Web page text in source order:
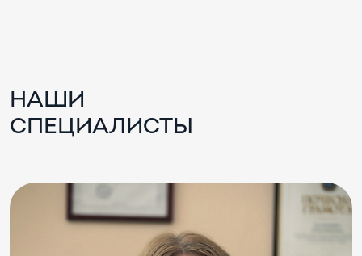
НАШИ
СПЕЦИАЛИСТЫ